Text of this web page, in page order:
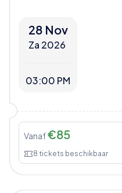
28 Nov
Za 2026
03:00 PM
Vanaf€85
8 tickets beschikbaar